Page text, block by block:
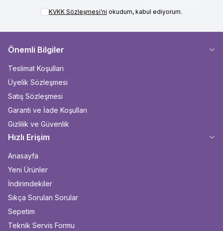
KVKK Sözleşmesi'ni okudum, kabul ediyorum.
Önemli Bilgiler
Teslimat Koşulları
Üyelik Sözleşmesi
Satış Sözleşmesi
Garanti ve İade Koşulları
Gizlilik ve Güvenlik
Hızlı Erişim
Anasayfa
Yeni Ürünler
İndirimdekiler
Sıkça Sorulan Sorular
Sepetim
Teknik Servis Formu